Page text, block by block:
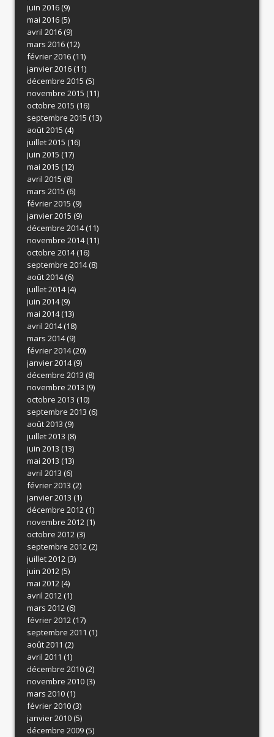
juin 2016(9)
mai 2016(5)
avril 2016(9)
mars 2016(12)
février 2016(11)
janvier 2016(11)
décembre 2015 (5)
novembre 2015 (11)
octobre 2015 (16)
septembre 2015 (13)
août 2015 (4)
juillet 2015 (16)
juin 2015 (17)
mai 2015 (12)
avril 2015 (8)
mars 2015 (6)
février 2015 (9)
janvier 2015 (9)
décembre 2014(11)
novembre 2014(11)
octobre 2014(16)
septembre 2014(8)
août 2014(6)
juillet 2014(4)
juin 2014(9)
mai 2014(13)
avril 2014(18)
mars 2014(9)
février 2014(20)
janvier 2014(9)
décembre 2013 (8)
novembre 2013 (9)
octobre 2013 (10)
septembre 2013 (6)
août 2013 (9)
juillet 2013 (8)
juin 2013 (13)
mai 2013 (13)
avril 2013 (6)
février 2013 (2)
janvier 2013 (1)
décembre 2012(1)
novembre 2012(1)
octobre 2012(3)
septembre 2012(2)
juillet 2012(3)
juin 2012(5)
mai 2012(4)
avril 2012(1)
mars 2012(6)
février 2012(17)
septembre 2011 (1)
août 2011 (2)
avril 2011 (1)
décembre 2010(2)
novembre 2010(3)
mars 2010(1)
février 2010(3)
janvier 2010(5)
décembre 2009(5)